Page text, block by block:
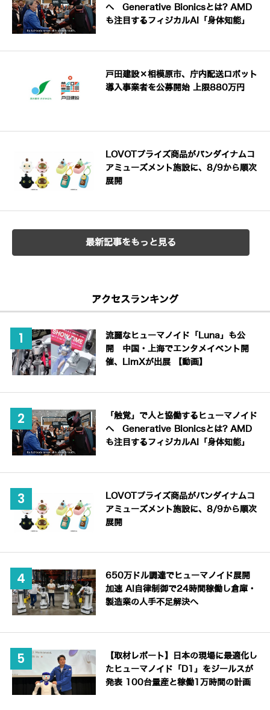
へ Generative Bionicsとは? AMD
も注目するフィジカルAI「身体知能」
戸田建設×相模原市、庁内配送ロボット
導入事業者を公募開始 上限880万円
LOVOTプライズ商品がバンダイナムコ
アミューズメント施設に、8/9から順次
展開
最新記事をもっと見る
アクセスランキング
流麗なヒューマノイド「Luna」も公
開 中国・上海でエンタメイベント開
催、LimXが出展 【動画】
「触覚」で人と協働するヒューマノイド
へ Generative Bionicsとは? AMD
も注目するフィジカルAI「身体知能」
LOVOTプライズ商品がバンダイナムコ
アミューズメント施設に、8/9から順次
展開
650万ドル調達でヒューマノイド展開
加速 AI自律制御で24時間稼働し倉庫・
製造業の人手不足解決へ
【取材レポート】日本の現場に最適化し
たヒューマノイド「D1」をジールスが
発表 100台量産と稼働1万時間の計画